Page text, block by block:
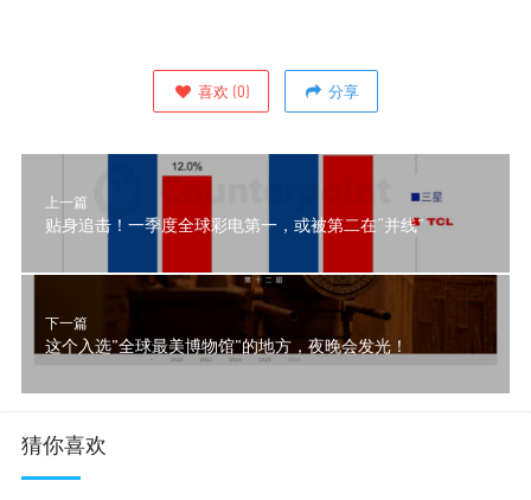
喜欢 (0) 分享
上一篇
贴身追击！一季度全球彩电第一，或被第二在“并线”
下一篇
这个入选"全球最美博物馆"的地方，夜晚会发光！
猜你喜欢